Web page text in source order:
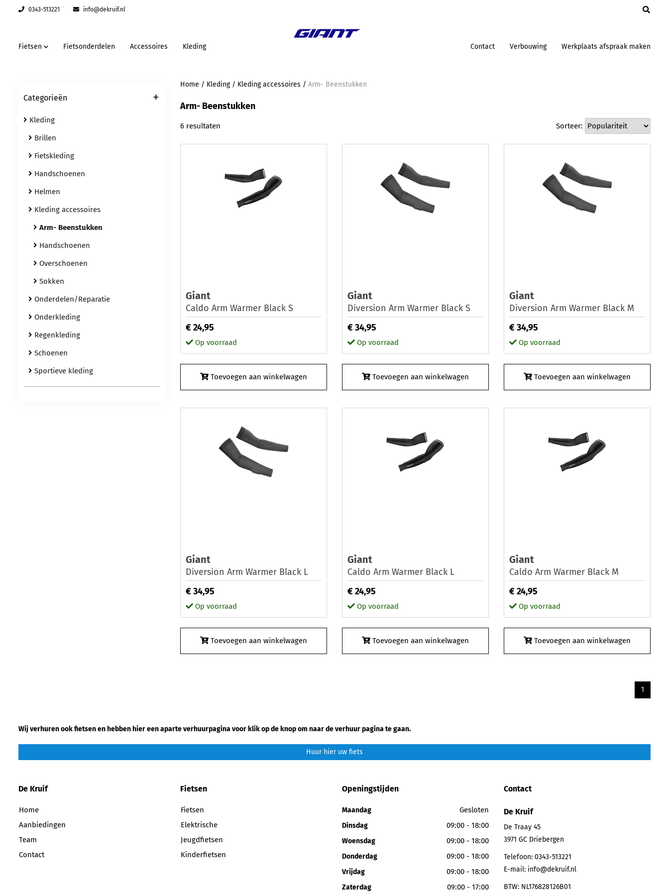
0343-513221 info@dekruif.nl
Fietsen Fietsonderdelen Accessoires Kleding Contact Verbouwing Werkplaats afspraak maken
Categorieën +
Kleding
Brillen
Fietskleding
Handschoenen
Helmen
Kleding accessoires
Arm- Beenstukken
Handschoenen
Overschoenen
Sokken
Onderdelen/Reparatie
Onderkleding
Regenkleding
Schoenen
Sportieve kleding
Home / Kleding/ Kleding accessoires / Arm- Beenstukken
Arm- Beenstukken
6 resultaten Sorteer:
Giant
Caldo Arm Warmer Black S
€ 24,95
Op voorraad
Toevoegen aan winkelwagen
Giant
Diversion Arm Warmer Black S
€ 34,95
Op voorraad
Toevoegen aan winkelwagen
Giant
Diversion Arm Warmer Black M
€ 34,95
Op voorraad
Toevoegen aan winkelwagen
Giant
Diversion Arm Warmer Black L
€ 34,95
Op voorraad
Toevoegen aan winkelwagen
Giant
Caldo Arm Warmer Black L
€ 24,95
Op voorraad
Toevoegen aan winkelwagen
Giant
Caldo Arm Warmer Black M
€ 24,95
Op voorraad
Toevoegen aan winkelwagen
1
Wij verhuren ook fietsen en hebben hier een aparte verhuurpagina voor klik op de knop om naar de verhuur pagina te gaan.
Huur hier uw fiets
De Kruif
Home
Aanbiedingen
Team
Contact
Fietsen
Fietsen
Elektrische
Jeugdfietsen
Kinderfietsen
Openingstijden
Maandag Gesloten
Dinsdag 09:00 - 18:00
Woensdag 09:00 - 18:00
Donderdag 09:00 - 18:00
Vrijdag 09:00 - 18:00
Zaterdag 09:00 - 17:00
Contact
De Kruif
De Traay 45
3971 GC Driebergen
Telefoon: 0343-513221
E-mail: info@dekruif.nl
BTW: NL176828126B01